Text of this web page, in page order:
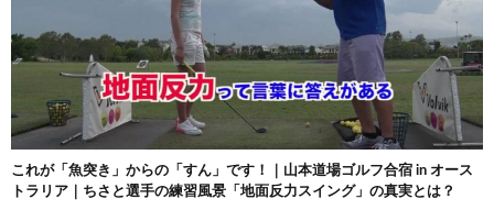
これが「魚突き」からの「すん」です！｜山本道場ゴルフ合宿 in オース
トラリア｜ちさと選手の練習風景「地面反力スイング」の真実とは？